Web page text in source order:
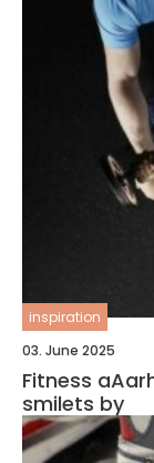
inspiration
03. June 2025
Fitness
smilets by